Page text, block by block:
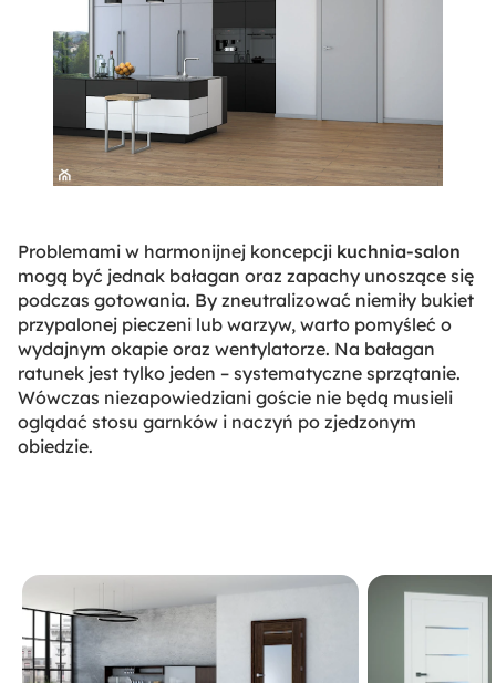
Problemami w harmonijnej koncepcji kuchnia-salon
mogą być jednak bałagan oraz zapachy unoszące się
podczas gotowania. By zneutralizować niemiły bukiet
przypalonej pieczeni lub warzyw, warto pomyśleć o
wydajnym okapie oraz wentylatorze. Na bałagan
ratunek jest tylko jeden – systematyczne sprzątanie.
Wówczas niezapowiedziani goście nie będą musieli
oglądać stosu garnków i naczyń po zjedzonym
obiedzie.